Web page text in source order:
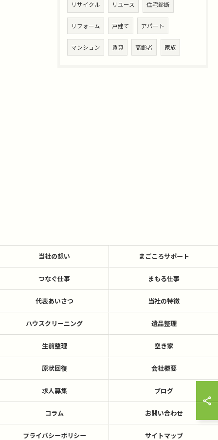
リサイクル リユース 住宅診断
リフォーム 戸建て アパート
マンション 賃貸 高齢者 家族
当社の想い まごころサポート
つなぐ仕事 まもる仕事
代表あいさつ 当社の特徴
ハウスクリーニング 遺品整理
生前整理 空き家
原状回復 会社概要
求人募集 ブログ
コラム お問い合わせ
プライバシーポリシー サイトマップ